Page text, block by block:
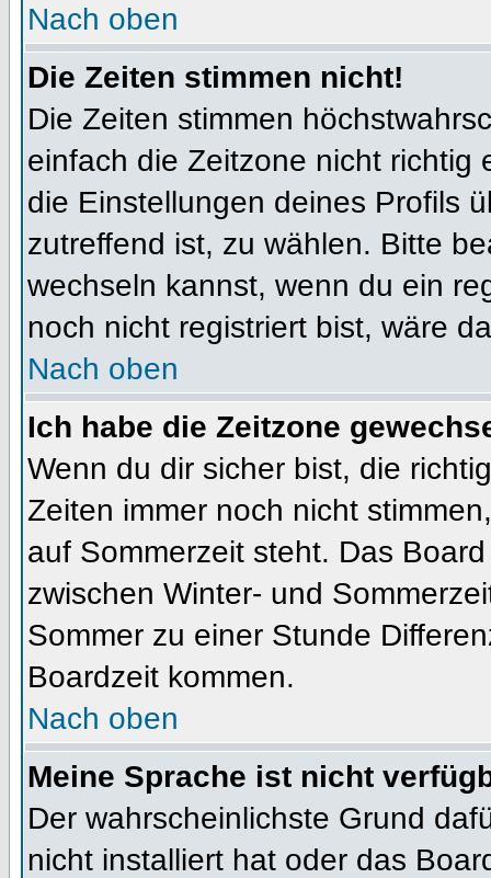
Nach oben
Die Zeiten stimmen nicht!
Die Zeiten stimmen
einfach die Zeitzone nicht richtig
die Einstellungen deines Profils
zutreffend ist, zu wählen. Bitte
wechseln kannst, wenn du ein
noch nicht registriert bist, wäre
Nach oben
Ich habe die Zeitzone
Wenn du dir sicher bist, die
Zeiten immer noch nicht
auf Sommerzeit steht. Das
zwischen Winter- und
Sommer zu einer Stunde
Boardzeit kommen.
Nach oben
Meine Sprache ist nicht
Der wahrscheinlichste Grund
nicht installiert hat oder das